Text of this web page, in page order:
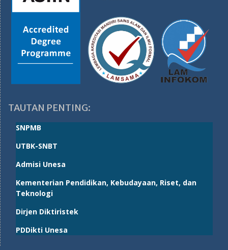
TAUTAN PENTING:
SNPMB
UTBK-SNBT
Admisi Unesa
Kementerian Pendidikan, Kebudayaan, Riset, dan
Teknologi
Dirjen Diktiristek
PDDikti Unesa